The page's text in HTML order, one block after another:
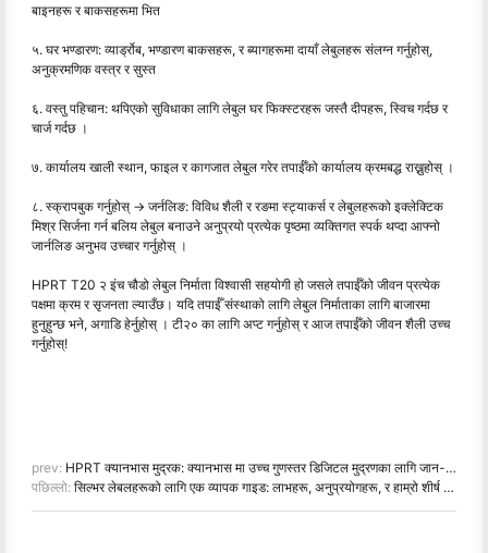
बाइनहरू र बाकसहरूमा भित
५. घर भण्डारण: व्यार्ड्रोब, भण्डारण बाकसहरू, र ब्यागहरूमा दायाँ लेबुलहरू संलग्न गर्नुहोस्,
अनुक्रमणिक वस्त्र र सुस्त
६. वस्तु पहिचान: थपिएको सुविधाका लागि लेबुल घर फिक्स्टरहरू जस्तै दीपहरू, स्विच गर्दछ र
चार्ज गर्दछ ।
७. कार्यालय खाली स्थान, फाइल र कागजात लेबुल गरेर तपाईँको कार्यालय क्रमबद्ध राख्नुहोस् ।
८. स्क्रापबुक गर्नुहोस् → जर्नलिङ: विविध शैली र रङमा स्ट्याकर्स र लेबुलहरूको इक्लेक्टिक
मिश्र सिर्जना गर्न बलिय लेबुल बनाउने अनुप्रयो प्रत्येक पृष्ठमा व्यक्तिगत स्पर्क थप्दा आफ्नो
जार्नलिङ अनुभव उच्चार गर्नुहोस् ।
HPRT T20 २ इंच चौडो लेबुल निर्माता विश्वासी सहयोगी हो जसले तपाईँको जीवन प्रत्येक
पक्षमा क्रम र सृजनता ल्याउँछ। यदि तपाईँ संस्थाको लागि लेबुल निर्माताका लागि बाजारमा
हुनुहुन्छ भने, अगाडि हेर्नुहोस् । टी२० का लागि अप्ट गर्नुहोस् र आज तपाईँको जीवन शैली उच्च
गर्नुहोस्!
prev: HPRT क्यानभास मुद्रक: क्यानभास मा उच्च गुणस्तर डिजिटल मुद्रणका लागि जान-मा समाधान
पछिल्लो: सिल्भर लेबलहरूको लागि एक व्यापक गाइड: लाभहरू, अनुप्रयोगहरू, र हाम्रो शीर्ष छनौट